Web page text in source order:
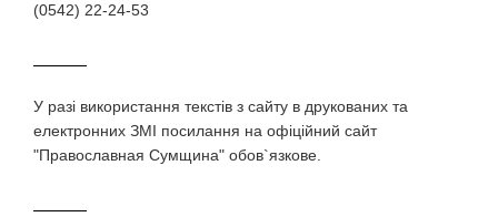
(0542) 22-24-53
У разi використання текстiв з сайту в друкованих та
електронних ЗМI посилання на офіційний сайт
"Православная Сумщина" обов`язкове.